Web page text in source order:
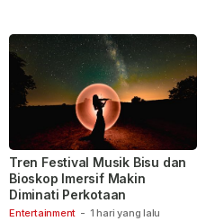
Entertainment - 1 hari yang lalu
Tren Festival Musik Bisu dan
Bioskop Imersif Makin
Diminati Perkotaan